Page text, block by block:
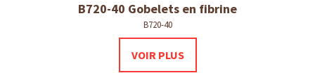
B720-40 Gobelets en fibrine
B720-40
VOIR PLUS